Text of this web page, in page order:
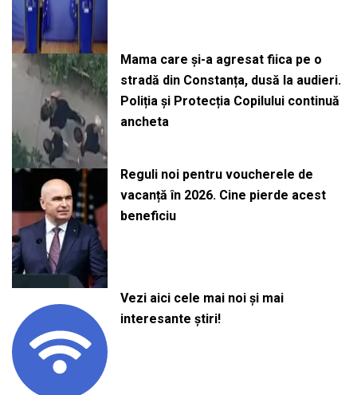
Mama care și-a agresat fiica pe o
stradă din Constanța, dusă la audieri.
Poliția și Protecția Copilului continuă
ancheta
Reguli noi pentru voucherele de
vacanță în 2026. Cine pierde acest
beneficiu
Vezi aici cele mai noi și mai
interesante știri!